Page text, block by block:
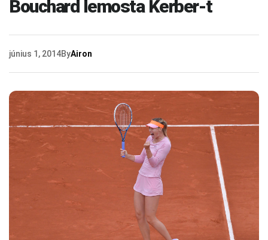
Bouchard lemosta Kerber-t
június 1, 2014ByAiron